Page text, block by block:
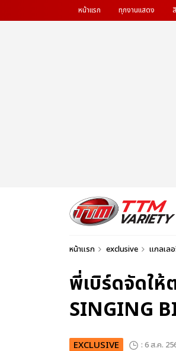
หน้าแรก ทุกงานแสดง
หน้าแรก exclusive แกลเล
พี่เบิร์ดจัดให้
SINGING
EXCLUSIVE : 6 ส.ค.